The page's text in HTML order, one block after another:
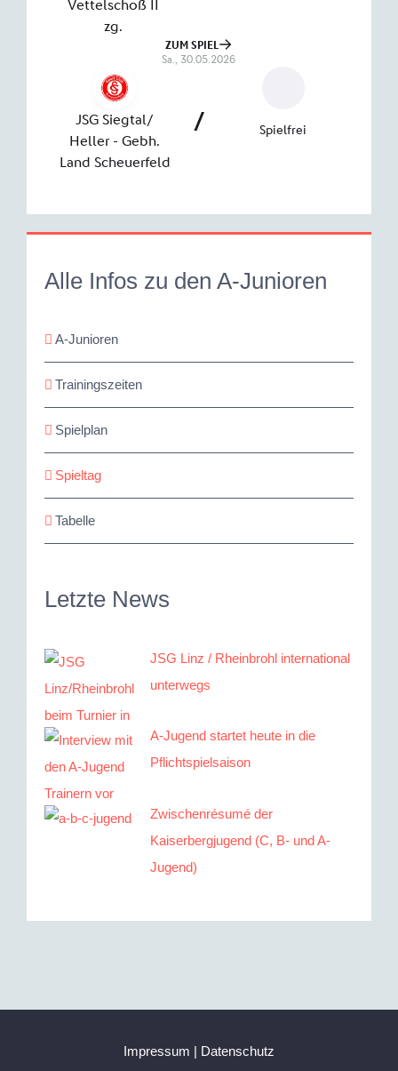
Alle Infos zu den A-Junioren
A-Junioren
Trainingszeiten
Spielplan
Spieltag
Tabelle
Letzte News
JSG Linz / Rheinbrohl international
unterwegs
A-Jugend startet heute in die
Pflichtspielsaison
Zwischenrésumé der
Kaiserbergjugend (C, B- und A-
Jugend)
Impressum | Datenschutz